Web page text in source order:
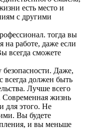
есть место и
с другими
тогда вы
на работе, даже если
всегда сможете
Даже,
всегда должен быть
Лучше всего
Современная жизнь
для этого. Не
Вы будете
и вы меньше